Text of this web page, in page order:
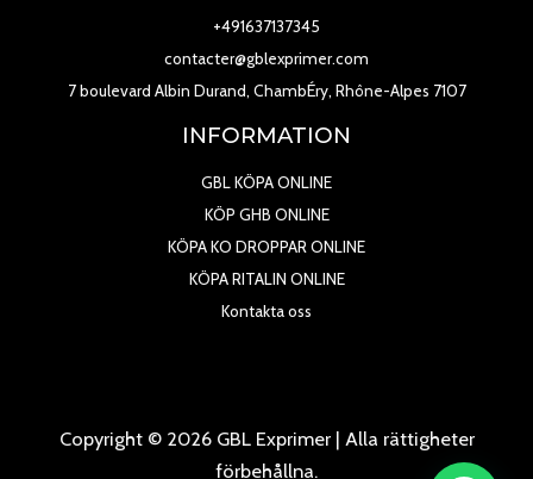
+491637137345
contacter@gblexprimer.com
7 boulevard Albin Durand, ChambÉry, Rhône-Alpes 7107
INFORMATION
GBL KÖPA ONLINE
KÖP GHB ONLINE
KÖPA KO DROPPAR ONLINE
KÖPA RITALIN ONLINE
Kontakta oss
Copyright © 2026 GBL Exprimer | Alla rättigheter
förbehållna.